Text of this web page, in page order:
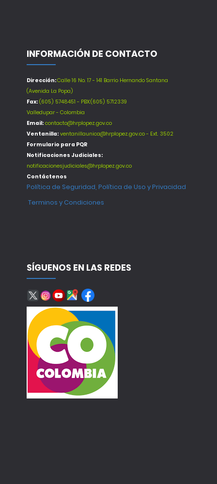
INFORMACIÓN DE CONTACTO
Dirección:Calle 16 No. 17 - 141 Barrio Hernando Santana
(Avenida La Popa)
Fax: (605) 5748451 - PBX:(605) 5712339
Valledupar - Colombia
Email: contacto@hrplopez.gov.co
Ventanilla: ventanillaunica@hrplopez.gov.co - Ext. 3502
Formulario para PQR
Notificaciones Judiciales:
notificacionesjudiciales@hrplopez.gov.co
Contáctenos
Política de Seguridad, Política de Uso y Privacidad
Terminos y Condiciones
SÍGUENOS EN LAS REDES